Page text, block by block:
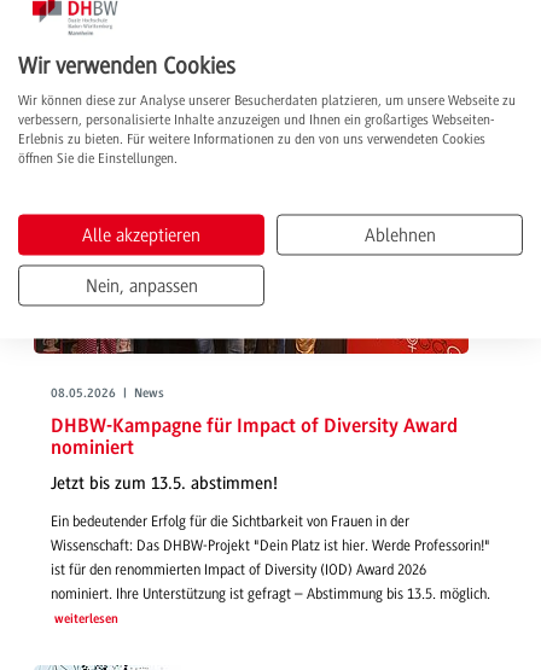
08.05.2026 | News
DHBW-Kampagne für Impact of Diversity Award
nominiert
Jetzt bis zum 13.5. abstimmen!
Ein bedeutender Erfolg für die Sichtbarkeit von Frauen in der
Wissenschaft: Das DHBW-Projekt "Dein Platz ist hier. Werde Professorin!"
ist für den renommierten Impact of Diversity (IOD) Award 2026
nominiert. Ihre Unterstützung ist gefragt – Abstimmung bis 13.5. möglich.
weiterlesen
Wir verwenden Cookies
Wir können diese zur Analyse unserer Besucherdaten platzieren, um unsere Webseite zu
verbessern, personalisierte Inhalte anzuzeigen und Ihnen ein großartiges Webseiten-
Erlebnis zu bieten. Für weitere Informationen zu den von uns verwendeten Cookies
öffnen Sie die Einstellungen.
Alle akzeptieren Ablehnen
Nein, anpassen